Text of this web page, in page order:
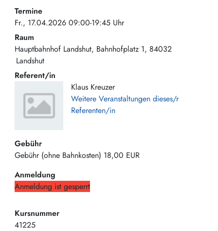
Termine
Fr., 17.04.2026 09:00-19:45 Uhr
Raum
Hauptbahnhof Landshut Bahnhofplatz 1 84032
Landshut
Referent/in
Klaus Kreuzer
Weitere Veranstaltungen dieses/r
Referenten/in
Gebühr
Gebühr (ohne Bahnkosten) 18,00 EUR
Anmeldung
Anmeldung ist gesperrt
Kursnummer
41225